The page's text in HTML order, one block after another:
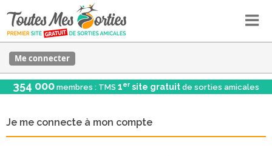
Me connecter
354 000 membres : TMS 1er site gratuit de sorties amicales
Je me connecte à mon compte